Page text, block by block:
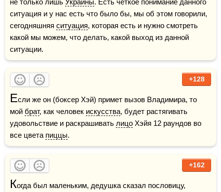
ситуация и у нас есть что было бы, мы об этом говорили,
сегодняшняя ситуация, которая есть и нужно смотреть
какой мы можем, что делать, какой выход из данной
ситуации.
+128
Если же он (боксер Хэй) примет вызов Владимира, то
мой брат, как человек искусства, будет растягивать
удовольствие и раскрашивать лицо Хэйя 12 раундов во
все цвета пиццы.
+162
Когда был маленьким, дедушка сказал пословицу,